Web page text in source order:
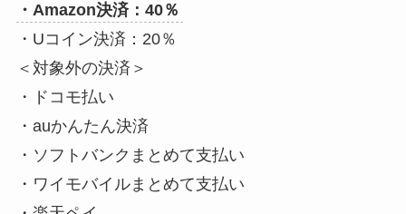
・Amazon決済：40％
・Uコイン決済：20％
＜対象外の決済＞
・ドコモ払い
・auかんたん決済
・ソフトバンクまとめて支払い
・ワイモバイルまとめて支払い